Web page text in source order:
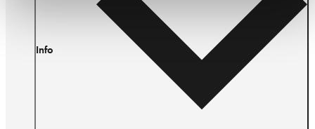
Info